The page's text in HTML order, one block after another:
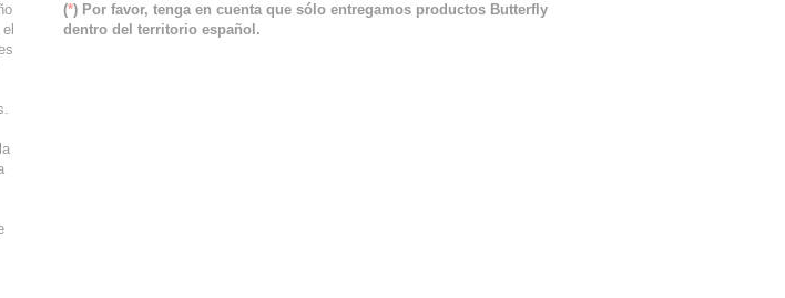
(*) Por favor, tenga en cuenta que sólo entregamos productos Butterfly
dentro del territorio español.